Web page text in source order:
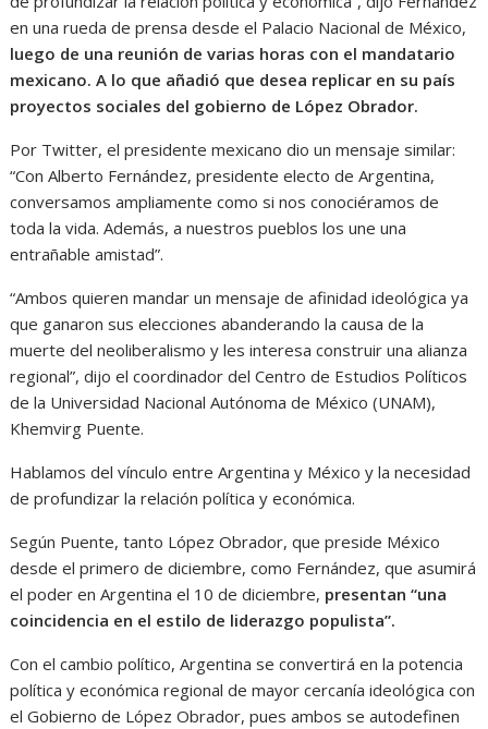
en una rueda de prensa desde el Palacio Nacional de México,
luego de una reunión de varias horas con el mandatario
mexicano. A lo que añadió que desea replicar en su país
proyectos sociales del gobierno de López Obrador.
Por Twitter, el presidente mexicano dio un mensaje similar:
“Con Alberto Fernández, presidente electo de Argentina,
conversamos ampliamente como si nos conociéramos de
toda la vida. Además, a nuestros pueblos los une una
entrañable amistad”.
“Ambos quieren mandar un mensaje de afinidad ideológica ya
que ganaron sus elecciones abanderando la causa de la
muerte del neoliberalismo y les interesa construir una alianza
regional”, dijo el coordinador del Centro de Estudios Políticos
de la Universidad Nacional Autónoma de México (UNAM),
Khemvirg Puente.
Hablamos del vínculo entre Argentina y México y la necesidad
de profundizar la relación política y económica.
Según Puente, tanto López Obrador, que preside México
desde el primero de diciembre, como Fernández, que asumirá
el poder en Argentina el 10 de diciembre, presentan “una
coincidencia en el estilo de liderazgo populista”.
Con el cambio político, Argentina se convertirá en la potencia
política y económica regional de mayor cercanía ideológica con
el Gobierno de López Obrador, pues ambos se autodefinen